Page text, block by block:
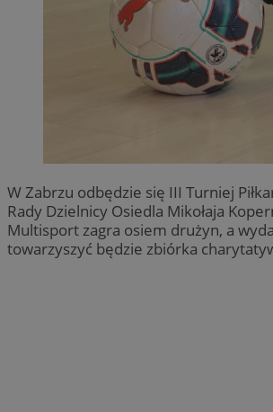
W Zabrzu odbędzie się III Turniej
Rady Dzielnicy Osiedla Mikołaja
Multisport zagra osiem drużyn, a
towarzyszyć będzie zbiórka